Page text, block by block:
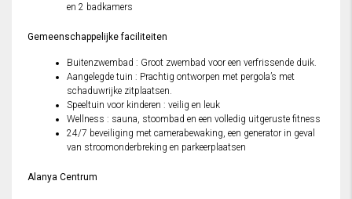
en 2 badkamers
Gemeenschappelijke faciliteiten
Buitenzwembad : Groot zwembad voor een verfrissende duik.
Aangelegde tuin : Prachtig ontworpen met pergola’s met
schaduwrijke zitplaatsen.
Speeltuin voor kinderen : veilig en leuk
Wellness : sauna, stoombad en een volledig uitgeruste fitness
24/7 beveiliging met camerabewaking, een generator in geval
van stroomonderbreking en parkeerplaatsen
Alanya Centrum